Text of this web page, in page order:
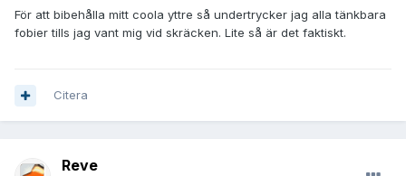
För att bibehålla mitt coola yttre så undertrycker jag alla tänkbara
fobier tills jag vant mig vid skräcken. Lite så är det faktiskt.
Citera
Reve